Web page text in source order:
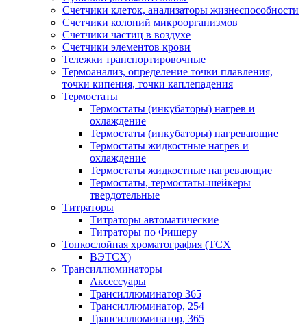
Счетчики клеток, анализаторы жизнеспособности
Счетчики колоний микроорганизмов
Счетчики частиц в воздухе
Счетчики элементов крови
Тележки транспортировочные
Термоанализ, определение точки плавления,
точки кипения, точки каплепадения
Термостаты
Термостаты (инкубаторы) нагрев и
охлаждение
Термостаты (инкубаторы) нагревающие
Термостаты жидкостные нагрев и
охлаждение
Термостаты жидкостные нагревающие
Термостаты, термостаты-шейкеры
твердотельные
Титраторы
Титраторы автоматические
Титраторы по Фишеру
Тонкослойная хроматография (ТСХ
ВЭТСХ)
Трансиллюминаторы
Аксессуары
Трансиллюминатор 365
Трансиллюминатор, 254
Трансиллюминатор, 365